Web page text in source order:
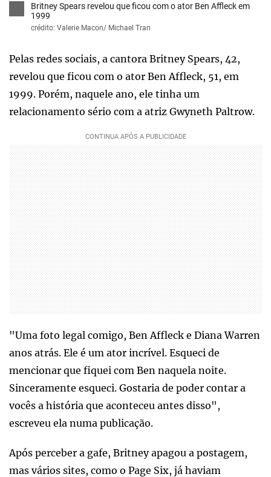
Britney Spears revelou que ficou com o ator Ben Affleck em
1999
crédito: Valerie Macon/ Michael Tran
Pelas redes sociais, a cantora Britney Spears, 42,
revelou que ficou com o ator Ben Affleck, 51, em
1999. Porém, naquele ano, ele tinha um
relacionamento sério com a atriz Gwyneth Paltrow.
"Uma foto legal comigo, Ben Affleck e Diana Warren
anos atrás. Ele é um ator incrível. Esqueci de
mencionar que fiquei com Ben naquela noite.
Sinceramente esqueci. Gostaria de poder contar a
vocês a história que aconteceu antes disso",
escreveu ela numa publicação.
Após perceber a gafe, Britney apagou a postagem,
mas vários sites, como o Page Six, já haviam